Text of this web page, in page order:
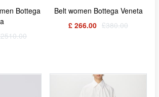
Belt women Bottega Veneta
£ 266.00 £380.00